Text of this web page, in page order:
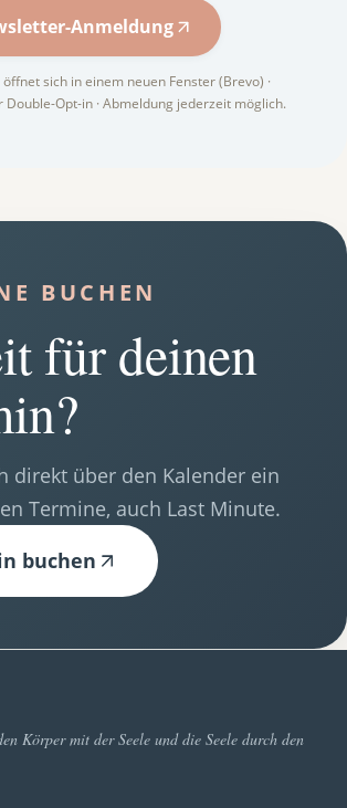
Anmeldung
sich in einem neuen Fenster (Brevo) ·
Double-Opt-in · Abmeldung jederzeit möglich.
BUCHEN
für deinen
direkt über den Kalender ein
Termine, auch Last Minute.
buchen
Körper mit der Seele und die Seele durch den